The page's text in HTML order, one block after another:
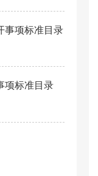
事项标准目录
项标准目录